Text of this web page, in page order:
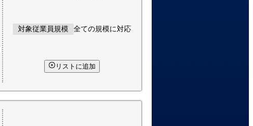
対象従業員規模 全ての規模に対応
リストに追加